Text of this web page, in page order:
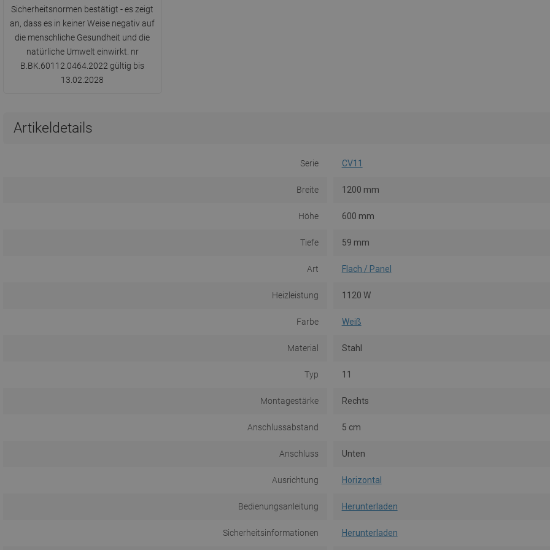
Sicherheitsnormen bestätigt - es zeigt
an, dass es in keiner Weise negativ auf
die menschliche Gesundheit und die
natürliche Umwelt einwirkt. nr
B.BK.60112.0464.2022 gültig bis
13.02.2028
Artikeldetails
Serie CV11
Breite 1200 mm
Höhe 600 mm
Tiefe 59 mm
Art Flach / Panel
Heizleistung 1120 W
Farbe Weiß
Material Stahl
Typ 11
Montagestärke Rechts
Anschlussabstand 5 cm
Anschluss Unten
Ausrichtung Horizontal
Bedienungsanleitung Herunterladen
Sicherheitsinformationen Herunterladen